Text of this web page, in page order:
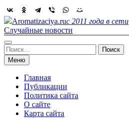
Skip
to
content
Aromatizaciya.ruс 2011 года в сети
Случайные новости
Найти:
Меню
Главная
Публикации
Политика сайта
О сайте
Карта сайта